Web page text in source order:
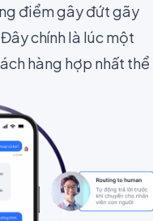
điểm gây đứt gãy
chính là lúc một
hàng hợp nhất thể